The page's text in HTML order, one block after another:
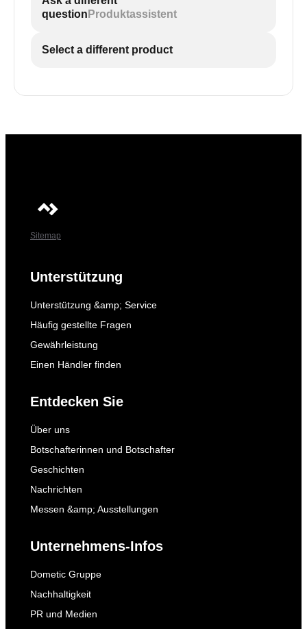
question Produktassistent
Select a different product
Sitemap
Unterstützung
Unterstützung &amp; Service
Häufig gestellte Fragen
Gewährleistung
Einen Händler finden
Entdecken Sie
Über uns
Botschafterinnen und Botschafter
Geschichten
Nachrichten
Messen &amp; Ausstellungen
Unternehmens-Infos
Dometic Gruppe
Nachhaltigkeit
PR und Medien